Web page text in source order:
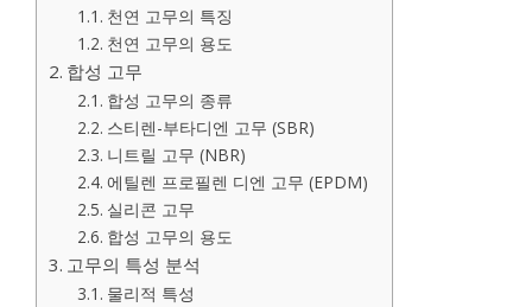
천연 고무의 특징
천연 고무의 용도
합성 고무
합성 고무의 종류
스티렌-부타디엔 고무 (SBR)
니트릴 고무 (NBR)
에틸렌 프로필렌 디엔 고무 (EPDM)
실리콘 고무
합성 고무의 용도
고무의 특성 분석
물리적 특성